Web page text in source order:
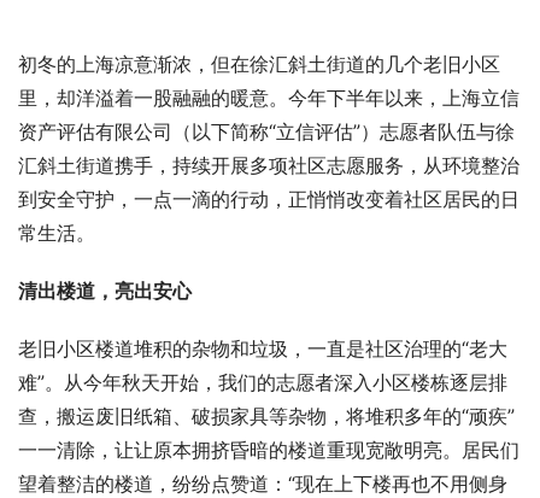
初冬的上海凉意渐浓，但在徐汇斜土街道的几个老旧小区
里，却洋溢着一股融融的暖意。今年下半年以来，上海立信
资产评估有限公司（以下简称“立信评估”）志愿者队伍与徐
汇斜土街道携手，持续开展多项社区志愿服务，从环境整治
到安全守护，一点一滴的行动，正悄悄改变着社区居民的日
常生活。
清出楼道，亮出安心
老旧小区楼道堆积的杂物和垃圾，一直是社区治理的“老大
难”。从今年秋天开始，我们的志愿者深入小区楼栋逐层排
查，搬运废旧纸箱、破损家具等杂物，将堆积多年的“顽疾”
一一清除，让让原本拥挤昏暗的楼道重现宽敞明亮。居民们
望着整洁的楼道，纷纷点赞道：“现在上下楼再也不用侧身